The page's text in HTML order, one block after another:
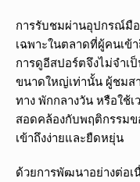
การรับชมผ่านอุปกรณ์มื
เฉพาะในตลาดที่ผู้คนเข้
การดูอีสปอร์ตจึงไม่จำเ
ขนาดใหญ่เท่านั้น ผู้ชมส
ทาง พักกลางวัน หรือใช้
สอดคล้องกับพฤติกรรม
เข้าถึงง่ายและยืดหยุ่น
ด้วยการพัฒนาอย่างต่อ